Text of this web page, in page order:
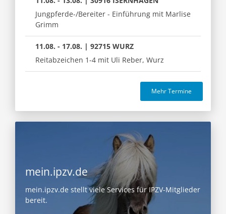
Jungpferde-/Bereiter - Einführung mit Marlise
Grimm
11.08. - 17.08. | 92715 WURZ
Reitabzeichen 1-4 mit Uli Reber, Wurz
Mehr Termine
mein.ipzv.de
mein.ipzv.de stellt viele Services für IPZV-Mitglieder
bereit.